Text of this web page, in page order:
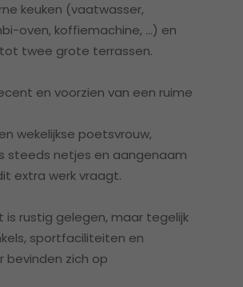
keuken (vaatwasser,
oven, koffiemachine, …) en
twee grote terrassen.
en voorzien van een ruime
wekelijkse poetsvrouw,
steeds netjes en aangenaam
extra werk vraagt.
rustig gelegen, maar tegelijk
sportfaciliteiten en
bevinden zich op